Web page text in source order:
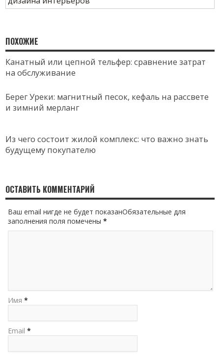
ПОХОЖИЕ
Канатный или цепной тельфер: сравнение затрат
на обслуживание
Берег Уреки: магнитный песок, кефаль на рассвете
и зимний мерланг
Из чего состоит жилой комплекс: что важно знать
будущему покупателю
ОСТАВИТЬ КОММЕНТАРИЙ
Ваш email нигде не будет показанОбязательные для
заполнения поля помечены*
Имя *
Email *